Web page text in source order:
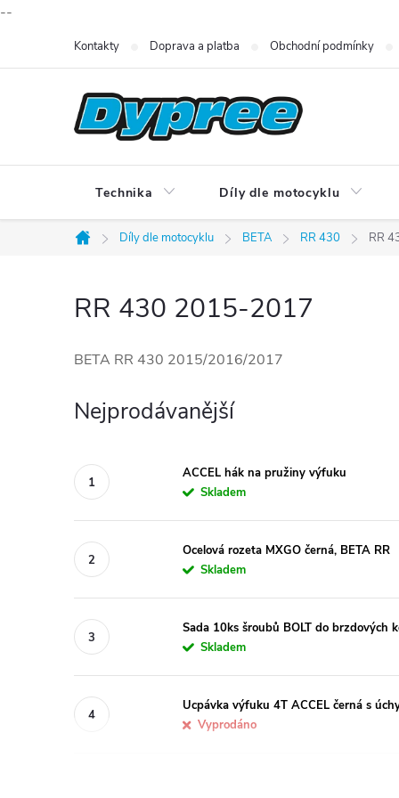
--
Kontakty Doprava a platba Obchodní podmínky
Technika Díly dle motocyklu
Domů
Díly dle motocyklu BETA RR 430 RR
RR 430 2015-2017
BETA RR 430 2015/2016/2017
Nejprodávanější
ACCEL hák na pružiny výfuku
Skladem
Ocelová rozeta MXGO černá, BETA RR
Skladem
Sada 10ks šroubů BOLT do brzdových
Skladem
Ucpávka výfuku 4T ACCEL černá s
Vyprodáno